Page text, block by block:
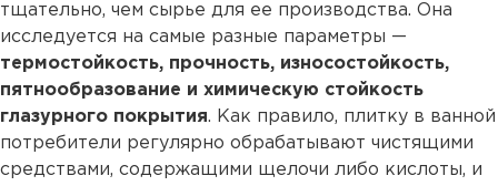
тщательно, чем сырье для ее производства. Она
исследуется на самые разные параметры —
термостойкость, прочность, износостойкость,
пятнообразование и химическую стойкость
глазурного покрытия. Как правило, плитку в ванной
потребители регулярно обрабатывают чистящими
средствами, содержащими щелочи либо кислоты, и